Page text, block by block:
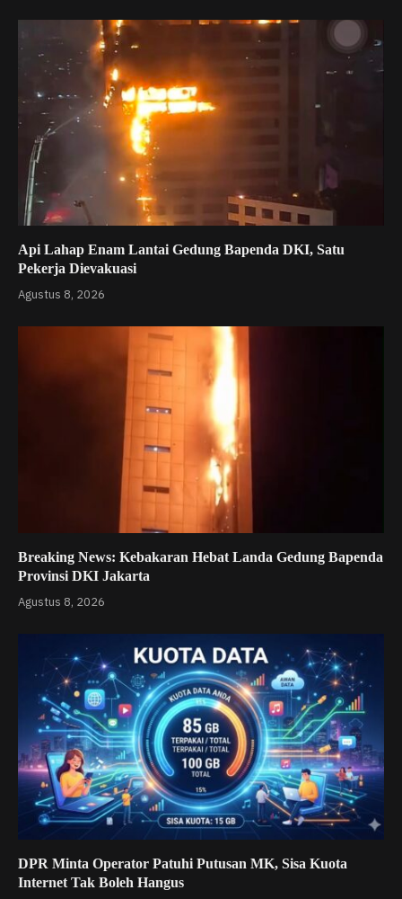
Api Lahap Enam Lantai Gedung Bapenda DKI, Satu
Pekerja Dievakuasi
Agustus 8, 2026
Breaking News: Kebakaran Hebat Landa Gedung Bapenda
Provinsi DKI Jakarta
Agustus 8, 2026
DPR Minta Operator Patuhi Putusan MK, Sisa Kuota
Internet Tak Boleh Hangus